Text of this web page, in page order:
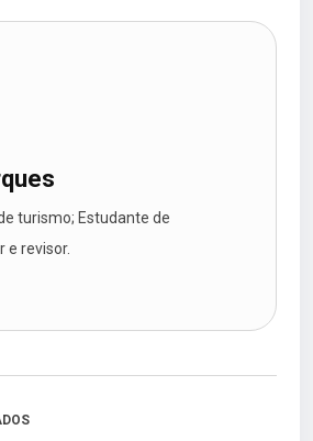
turismo; Estudante de
e revisor.